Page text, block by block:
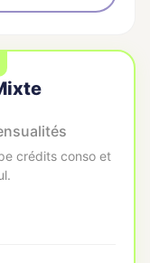
crédits conso et